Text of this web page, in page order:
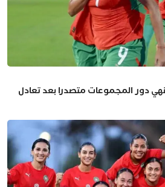
دور المجموعات متصدرا بعد تعادل